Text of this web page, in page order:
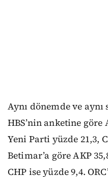
Aynı dönemde ve
HBS’nin anketine göre
Yeni Parti yüzde 21,3,
Betimar’a göre AKP
CHP ise yüzde 9,4.